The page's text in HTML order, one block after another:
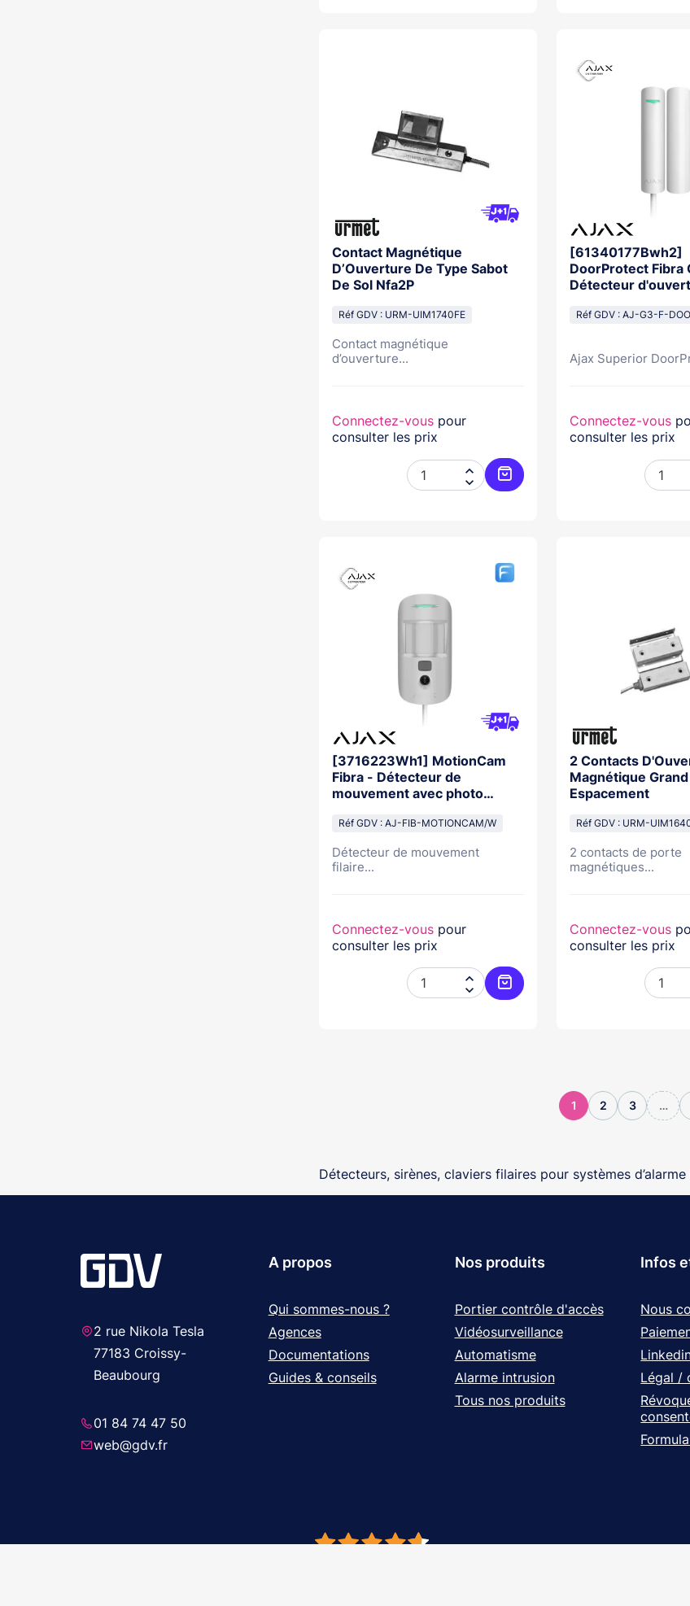
Contact Magnétique
D’Ouverture De Type Sabot
De Sol Nfa2P
Réf GDV : URM-UIM1740FE
Contact magnétique
d’ouverture...
Connectez-vouspour
consulter les prix


Ajouter au panier
[61340177Bwh2]
DoorProtect Fibra
Détecteur
Réf GDV : AJ-G3-F-
Ajax Superior
Connectez-vous
consulter les prix
[3716223Wh1] MotionCam
Fibra - Détecteur de
mouvement avec photo
Réf GDV : AJ-FIB-MOTIONCAM/W
Détecteur de mouvement
filaire...
Connectez-vouspour
consulter les prix


Ajouter au panier
2 Contacts
Magnétique Grand
Espacement
Réf GDV : URM-
2 contacts de porte
magnétiques...
Connectez-vous
consulter les prix
1 2 3 …
Détecteurs, sirènes, claviers filaires pour systèmes
2 rue Nikola Tesla
77183 Croissy-
Beaubourg
01 84 74 47 50
web@gdv.fr
A propos
Qui sommes-nous ?
Agences
Documentations
Guides & conseils
Nos produits
Portier contrôle d'accès
Vidéosurveillance
Automatisme
Alarme intrusion
Tous nos produits
Infos
Nous
Légal /